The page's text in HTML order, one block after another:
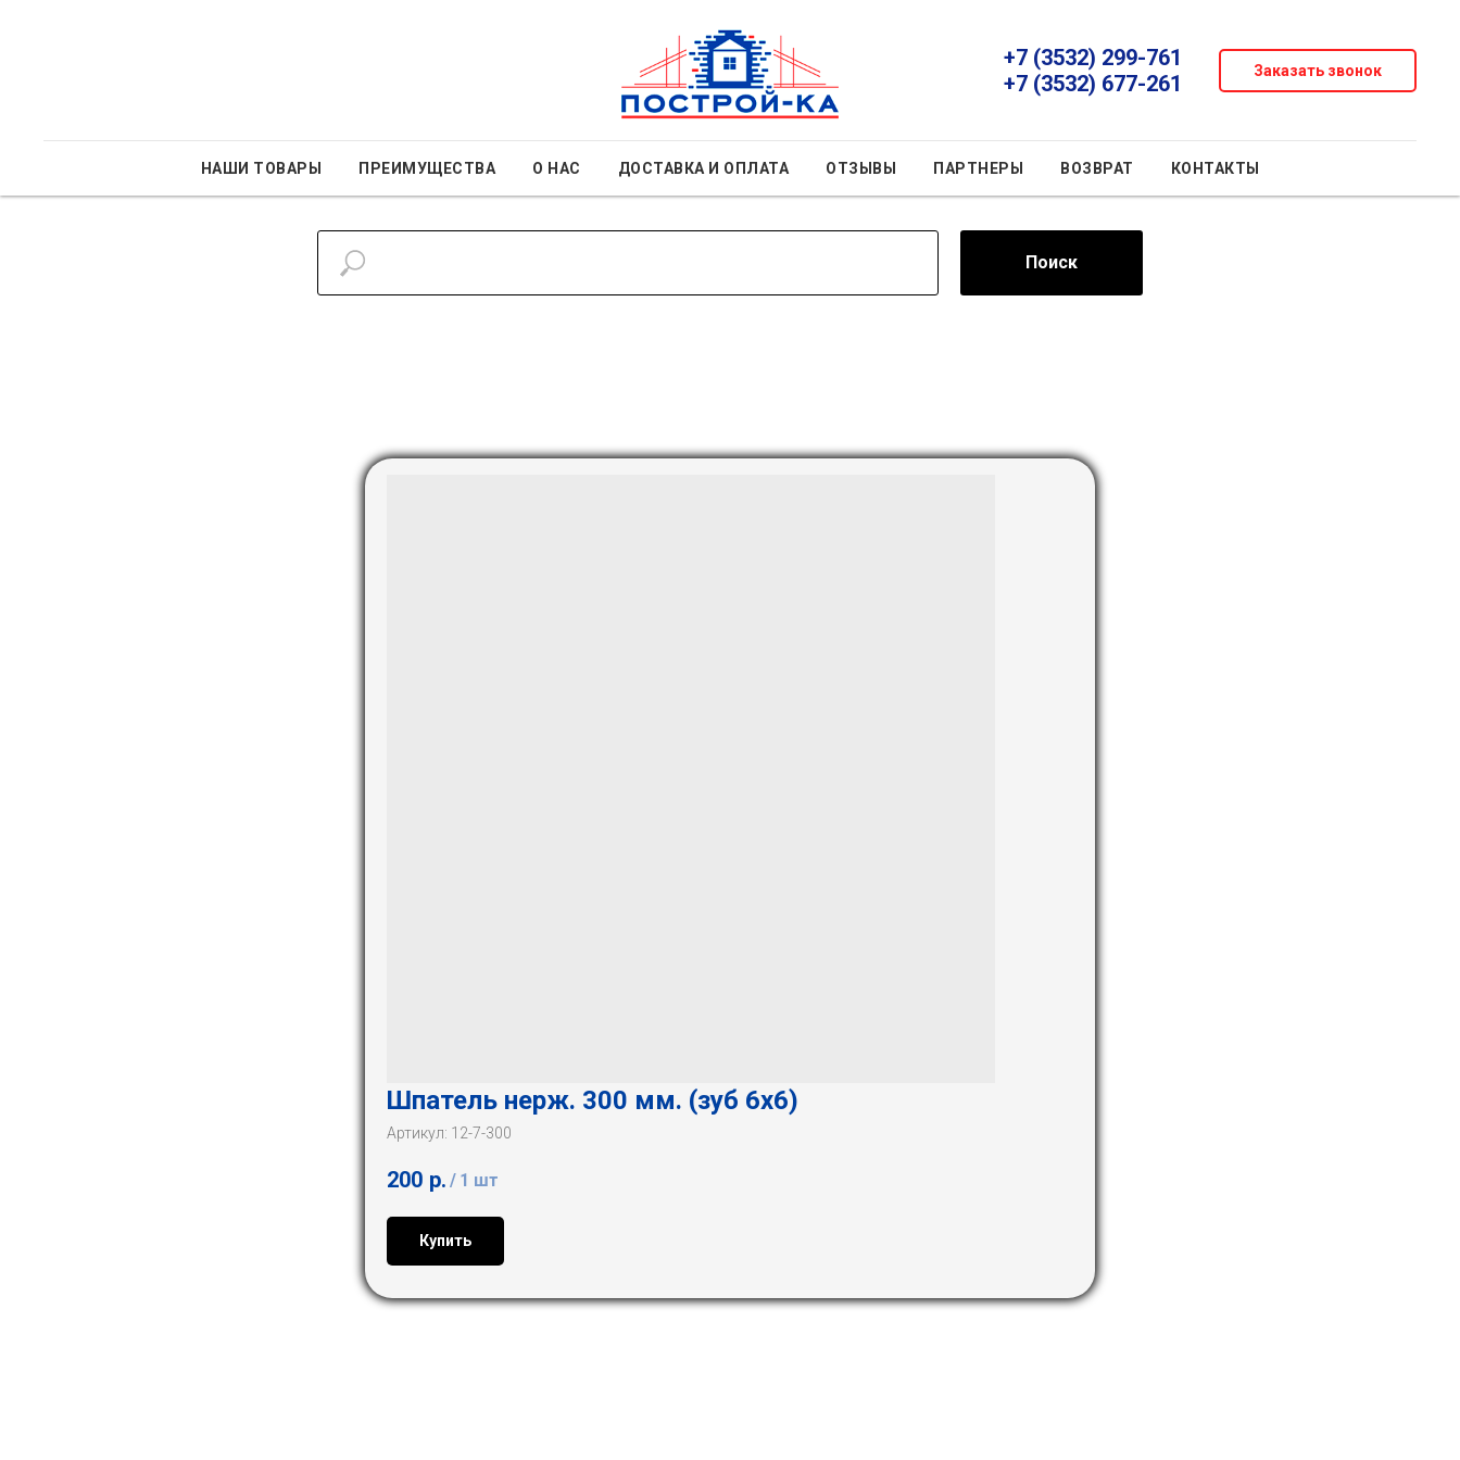
+7 (3532) 299-761
+7 (3532) 677-261
Заказать звонок
НАШИ ТОВАРЫ ПРЕИМУЩЕСТВА О НАС ДОСТАВКА И ОПЛАТА ОТЗЫВЫ ПАРТНЕРЫ ВОЗВРАТ КОНТАКТЫ
Поиск
Шпатель нерж. 300 мм. (зуб 6х6)
Артикул: 12-7-300
200 р. / 1 шт
Купить